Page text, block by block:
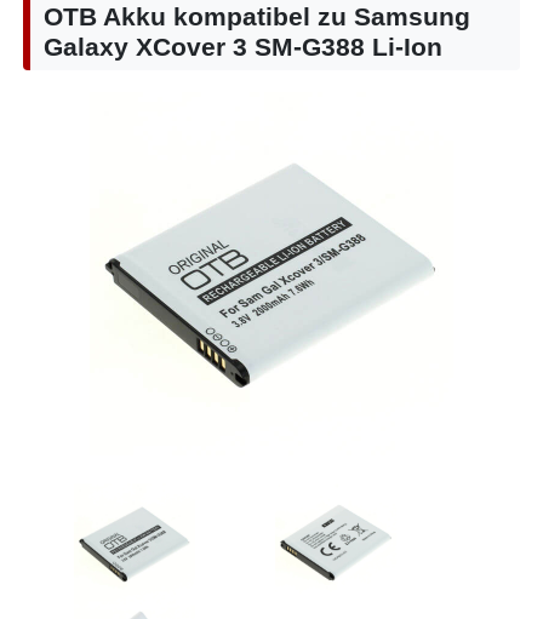
OTB Akku kompatibel zu Samsung
Galaxy XCover 3 SM-G388 Li-Ion